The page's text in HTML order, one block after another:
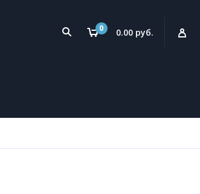
0 0.00 руб.